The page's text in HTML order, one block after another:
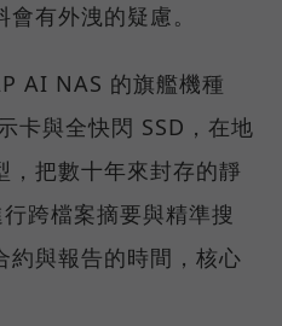
有外洩的疑慮。
AI NAS 的旗艦機種
卡與全快閃 SSD，在地
，把數十年來封存的靜
跨檔案摘要與精準搜
約與報告的時間，核心